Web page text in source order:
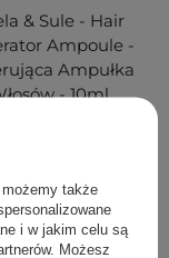
& Sule - Hair
Ampoule -
Ampułka
- 10ml
25,00 zł
zł
DO KOSZYKA
także
i w jakim celu są
Możesz